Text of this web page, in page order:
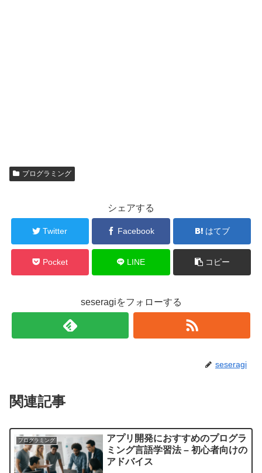
プログラミング
シェアする
Twitter Facebook はてブ
Pocket LINE コピー
seseragiをフォローする
seseragi
関連記事
プログラミング
アプリ開発におすすめのプログラ
ミング言語学習法 – 初心者向けの
アドバイス